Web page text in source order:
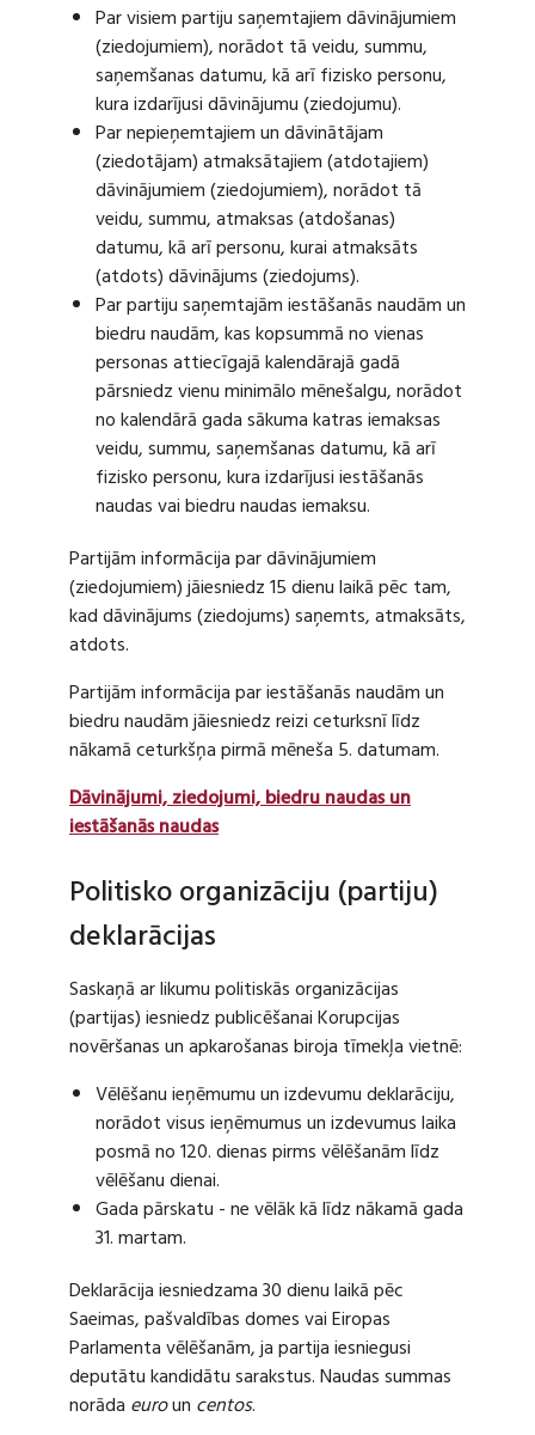
Par visiem partiju saņemtajiem dāvinājumiem
(ziedojumiem), norādot tā veidu, summu,
saņemšanas datumu, kā arī fizisko personu,
kura izdarījusi dāvinājumu (ziedojumu).
Par nepieņemtajiem un dāvinātājam
(ziedotājam) atmaksātajiem (atdotajiem)
dāvinājumiem (ziedojumiem), norādot tā
veidu, summu, atmaksas (atdošanas)
datumu, kā arī personu, kurai atmaksāts
(atdots) dāvinājums (ziedojums).
Par partiju saņemtajām iestāšanās naudām un
biedru naudām, kas kopsummā no vienas
personas attiecīgajā kalendārajā gadā
pārsniedz vienu minimālo mēnešalgu, norādot
no kalendārā gada sākuma katras iemaksas
veidu, summu, saņemšanas datumu, kā arī
fizisko personu, kura izdarījusi iestāšanās
naudas vai biedru naudas iemaksu.
Partijām informācija par dāvinājumiem
(ziedojumiem) jāiesniedz 15 dienu laikā pēc tam,
kad dāvinājums (ziedojums) saņemts, atmaksāts,
atdots.
Partijām informācija par iestāšanās naudām un
biedru naudām jāiesniedz reizi ceturksnī līdz
nākamā ceturkšņa pirmā mēneša 5. datumam.
Dāvinājumi, ziedojumi, biedru naudas un
iestāšanās naudas
Politisko organizāciju (partiju)
deklarācijas
Saskaņā ar likumu politiskās organizācijas
(partijas) iesniedz publicēšanai Korupcijas
novēršanas un apkarošanas biroja tīmekļa vietnē:
Vēlēšanu ieņēmumu un izdevumu deklarāciju,
norādot visus ieņēmumus un izdevumus laika
posmā no 120. dienas pirms vēlēšanām līdz
vēlēšanu dienai.
Gada pārskatu - ne vēlāk kā līdz nākamā gada
31. martam.
Deklarācija iesniedzama 30 dienu laikā pēc
Saeimas, pašvaldības domes vai Eiropas
Parlamenta vēlēšanām, ja partija iesniegusi
deputātu kandidātu sarakstus. Naudas summas
norāda euroun centos.